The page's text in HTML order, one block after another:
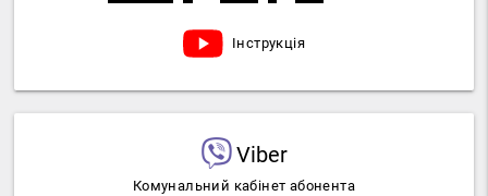
Інструкція
Viber
Комунальний кабінет абонента